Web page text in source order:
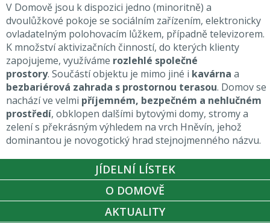
V Domově jsou k dispozici jedno (minoritně) a
dvoulůžkové pokoje se sociálním zařízením, elektronicky
ovladatelným polohovacím lůžkem, případně televizorem.
K množství aktivizačních činností, do kterých klienty
zapojujeme, využíváme rozlehlé společné
prostory. Součástí objektu je mimo jiné i kavárna a
bezbariérová zahrada s prostornou terasou. Domov se
nachází ve velmi příjemném, bezpečném a nehlučném
prostředí, obklopen dalšími bytovými domy, stromy a
zelení s překrásným výhledem na vrch Hněvín, jehož
dominantou je novogotický hrad stejnojmenného názvu.
JÍDELNÍ LÍSTEK
O DOMOVĚ
AKTUALITY